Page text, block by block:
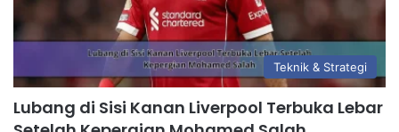
Teknik & Strategi
Lubang di Sisi Kanan Liverpool Terbuka Lebar